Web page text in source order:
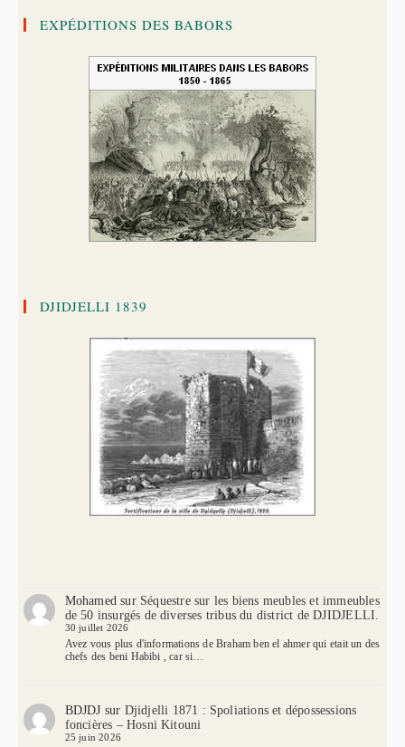
EXPÉDITIONS DES BABORS
DJIDJELLI 1839
Mohamedsur Séquestre sur les biens meubles et immeubles
de 50 insurgés de diverses tribus du district de DJIDJELLI.
30 juillet 2026
Avez vous plus d'informations de Braham ben el ahmer qui etait un des
chefs des beni Habibi , car si…
BDJDJ sur Djidjelli 1871 : Spoliations et dépossessions
foncières – Hosni Kitouni
25 juin 2026